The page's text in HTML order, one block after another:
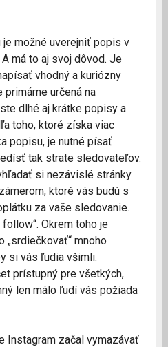
možné uverejniť popis v
má to aj svoj dôvod. Je
vhodný a kuriózny
určená na
dlhé aj krátke popisy a
toho, ktoré získa viac
popisu, je nutné písať
tak strate sledovateľov.
si nezávislé stránky
ktoré vás budú s
za vaše sledovanie.
Okrem toho je
„srdiečkovať“ mnoho
si vás ľudia všimli.
prístupný pre všetkých,
len málo ľudí vás požiada
Instagram začal vymazávať